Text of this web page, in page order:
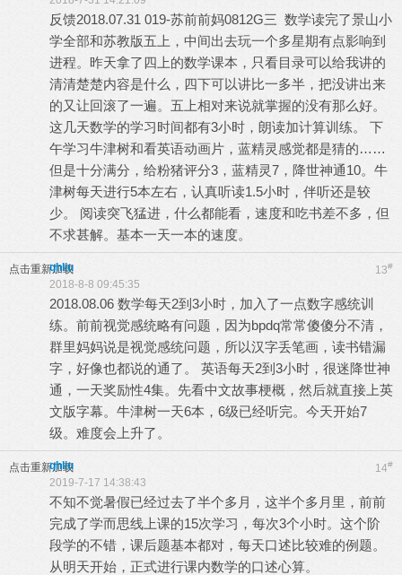
反馈2018.07.31 019-苏前前妈0812G三 数学读完了景山小
学全部和苏教版五上，中间出去玩一个多星期有点影响到
进程。昨天拿了四上的数学课本，只看目录可以给我讲的
清清楚楚内容是什么，四下可以讲比一多半，把没讲出来
的又让回滚了一遍。五上相对来说就掌握的没有那么好。
这几天数学的学习时间都有3小时，朗读加计算训练。 下
午学习牛津树和看英语动画片，蓝精灵感觉都是猜的……
但是十分满分，给粉猪评分3，蓝精灵7，降世神通10。牛
津树每天进行5本左右，认真听读1.5小时，伴听还是较
少。 阅读突飞猛进，什么都能看，速度和吃书差不多，但
不求甚解。基本一天一本的速度。
点击重新加载 13#
qhliu
2018-8-8 09:45:35
2018.08.06 数学每天2到3小时，加入了一点数字感统训
练。前前视觉感统略有问题，因为bpdq常常傻傻分不清，
群里妈妈说是视觉感统问题，所以汉字丢笔画，读书错漏
字，好像也都说的通了。 英语每天2到3小时，很迷降世神
通，一天奖励性4集。先看中文故事梗概，然后就直接上英
文版字幕。牛津树一天6本，6级已经听完。今天开始7
级。难度会上升了。
点击重新加载 14#
qhliu
2019-7-17 14:38:43
不知不觉暑假已经过去了半个多月，这半个多月里，前前
完成了学而思线上课的15次学习，每次3个小时。这个阶
段学的不错，课后题基本都对，每天口述比较难的例题。
从明天开始，正式进行课内数学的口述心算。